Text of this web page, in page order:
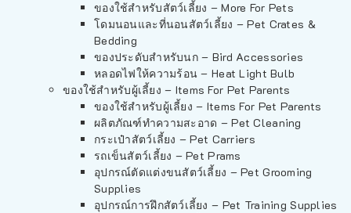
ของใช้สำหรับสัตว์เลี้ยง – More For Pets
โดมนอนและที่นอนสัตว์เลี้ยง – Pet Crates &
Bedding
ของประดับสำหรับนก – Bird Accessories
หลอดไฟให้ความร้อน – Heat Light Bulb
ของใช้สำหรับผู้เลี้ยง – Items For Pet Parents
ของใช้สำหรับผู้เลี้ยง – Items For Pet Parents
ผลิตภัณฑ์ทำความสะอาด – Pet Cleaning
กระเป๋าสัตว์เลี้ยง – Pet Carriers
รถเข็นสัตว์เลี้ยง – Pet Prams
อุปกรณ์ตัดแต่งขนสัตว์เลี้ยง – Pet Grooming
Supplies
อุปกรณ์การฝึกสัตว์เลี้ยง – Pet Training Supplies